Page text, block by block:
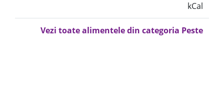
kCal
Vezi toate alimentele din categoria Peste